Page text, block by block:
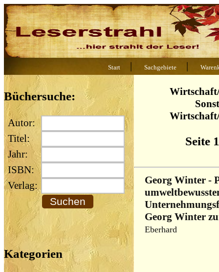
Start | Sachgebiete |
Büchersuche:
Autor:
Titel:
Jahr:
ISBN:
Verlag:
Kategorien
Seite
Georg Winter -
Georg Winter
Eberhard